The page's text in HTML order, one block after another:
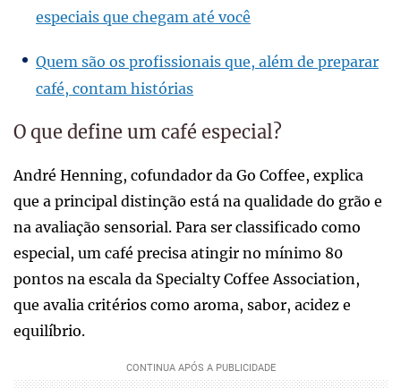
especiais que chegam até você
Quem são os profissionais que, além de preparar
café, contam histórias
O que define um café especial?
André Henning, cofundador da Go Coffee, explica
que a principal distinção está na qualidade do grão e
na avaliação sensorial. Para ser classificado como
especial, um café precisa atingir no mínimo 80
pontos na escala da Specialty Coffee Association,
que avalia critérios como aroma, sabor, acidez e
equilíbrio.